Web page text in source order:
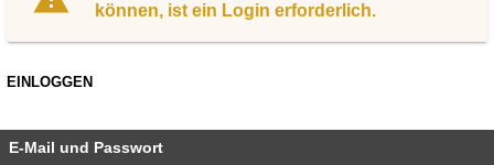
können, ist ein Login erforderlich.
EINLOGGEN
E-Mail und Passwort